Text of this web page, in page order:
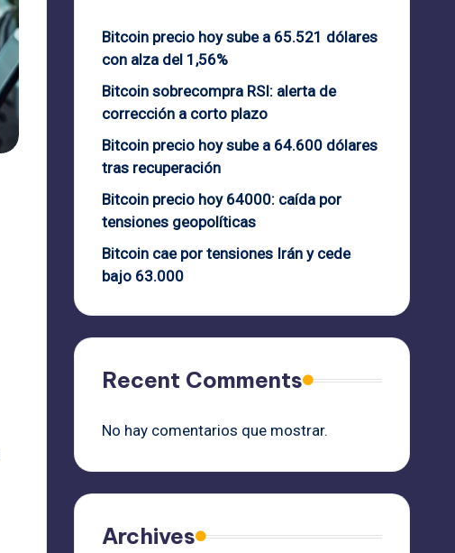
Bitcoin precio hoy sube a 65.521 dólares
con alza del 1,56%
Bitcoin sobrecompra RSI: alerta de
corrección a corto plazo
Bitcoin precio hoy sube a 64.600 dólares
tras recuperación
Bitcoin precio hoy 64000: caída por
tensiones geopolíticas
Bitcoin cae por tensiones Irán y cede
bajo 63.000
Recent Comments
No hay comentarios que mostrar.
Archives